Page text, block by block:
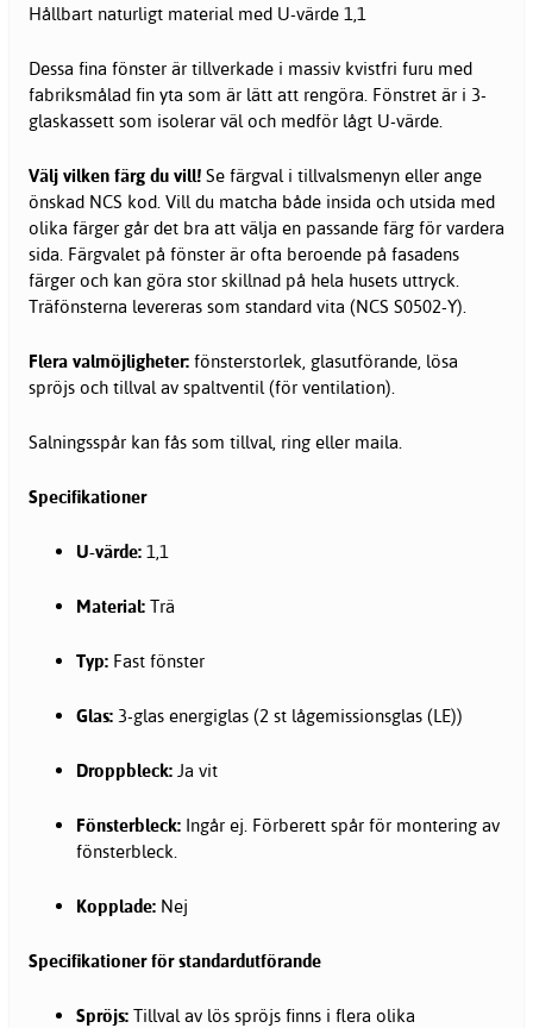
Hållbart naturligt material med U-värde 1,1
Dessa fina fönster är tillverkade i massiv kvistfri furu med
fabriksmålad fin yta som är lätt att rengöra. Fönstret är i 3-
glaskassett som isolerar väl och medför lågt U-värde.
Välj vilken färg du vill! Se färgval i tillvalsmenyn eller ange
önskad NCS kod. Vill du matcha både insida och utsida med
olika färger går det bra att välja en passande färg för vardera
sida. Färgvalet på fönster är ofta beroende på fasadens
färger och kan göra stor skillnad på hela husets uttryck.
Träfönsterna levereras som standard vita (NCS S0502-Y).
Flera valmöjligheter: fönsterstorlek, glasutförande, lösa
spröjs och tillval av spaltventil (för ventilation).
Salningsspår kan fås som tillval, ring eller maila.
Specifikationer
U-värde: 1,1
Material: Trä
Typ: Fast fönster
Glas: 3-glas energiglas (2 st lågemissionsglas (LE))
Droppbleck: Ja vit
Fönsterbleck: Ingår ej. Förberett spår för montering av
fönsterbleck.
Kopplade: Nej
Specifikationer för standardutförande
Spröjs: Tillval av lös spröjs finns i flera olika